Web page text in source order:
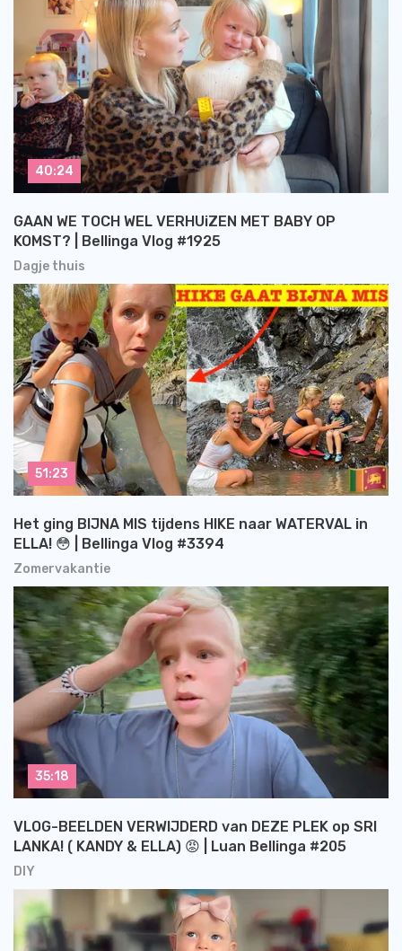
Dagje thuis
GAAN WE TOCH WEL VERHUiZEN MET BABY OP
KOMST? | Bellinga Vlog #1925
40:24
Zomervakantie
Het ging BIJNA MIS tijdens HIKE naar WATERVAL in
ELLA! 😳 | Bellinga Vlog #3394
51:23
DIY
VLOG-BEELDEN VERWIJDERD van DEZE PLEK op SRI
LANKA! ( KANDY & ELLA) 😡 | Luan Bellinga #205
35:18